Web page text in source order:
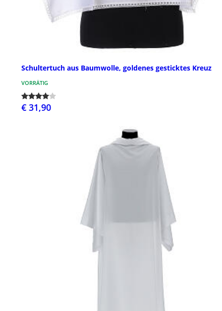
Schultertuch aus Baumwolle, goldenes gesticktes Kreuz
VORRÄTIG
€ 31,90